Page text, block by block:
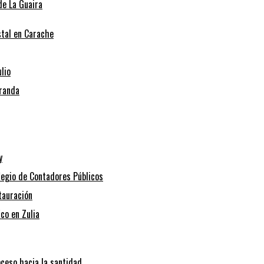
La Guaira
en Carache
de Contadores Públicos
en Zulia